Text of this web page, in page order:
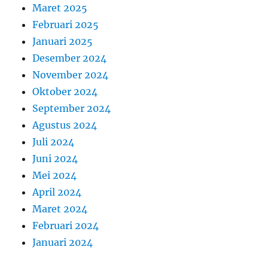
Maret 2025
Februari 2025
Januari 2025
Desember 2024
November 2024
Oktober 2024
September 2024
Agustus 2024
Juli 2024
Juni 2024
Mei 2024
April 2024
Maret 2024
Februari 2024
Januari 2024